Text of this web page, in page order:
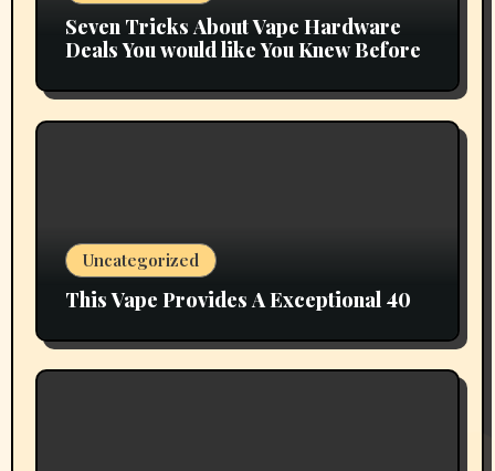
Seven Tricks About Vape Hardware
Deals You would like You Knew Before
Uncategorized
This Vape Provides A Exceptional 40